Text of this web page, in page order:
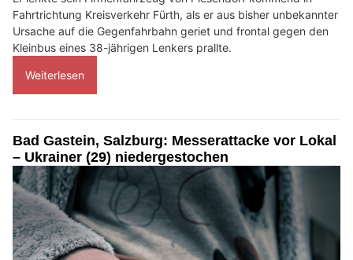
Fahrtrichtung Kreisverkehr Fürth, als er aus bisher unbekannter
Ursache auf die Gegenfahrbahn geriet und frontal gegen den
Kleinbus eines 38-jährigen Lenkers prallte.
Weiterlesen
Bad Gastein, Salzburg: Messerattacke vor Lokal
– Ukrainer (29) niedergestochen